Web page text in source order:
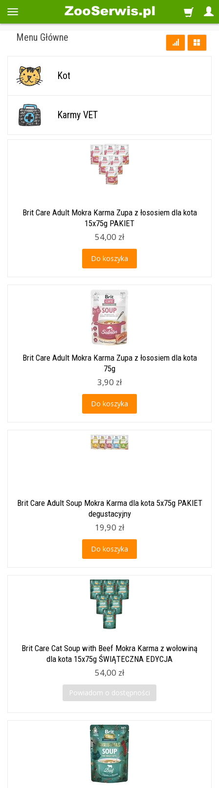
Menu Główne
Kot
Karmy VET
Brit Care Adult Mokra Karma Zupa z łososiem dla kota
15x75g PAKIET
54,00 zł
Do koszyka
Brit Care Adult Mokra Karma Zupa z łososiem dla kota
75g
3,90 zł
Do koszyka
Brit Care Adult Soup Mokra Karma dla kota 5x75g PAKIET
degustacyjny
19,90 zł
Do koszyka
Brit Care Cat Soup with Beef Mokra Karma z wołowiną
dla kota 15x75g ŚWIĄTECZNA EDYCJA
54,00 zł
Powiadom o dostępności